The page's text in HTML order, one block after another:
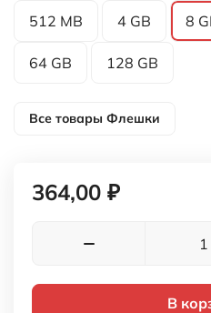
512 MB 4 GB 8
64 GB 128 GB
Все товары Флешки
364,00 ₽
В